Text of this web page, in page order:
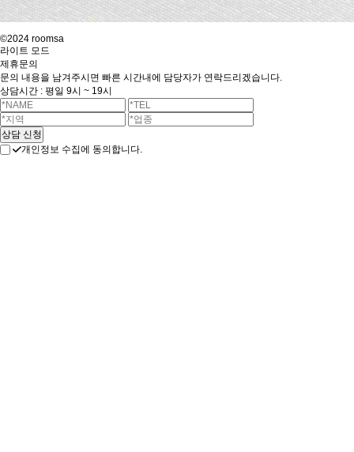
©2024 roomsa
라이트 모드
제휴문의
문의 내용을 남겨주시면 빠른 시간내에 담당자가 연락드리겠습니다.
상담시간 : 평일 9시 ~ 19시
개인정보 수집에 동의합니다.